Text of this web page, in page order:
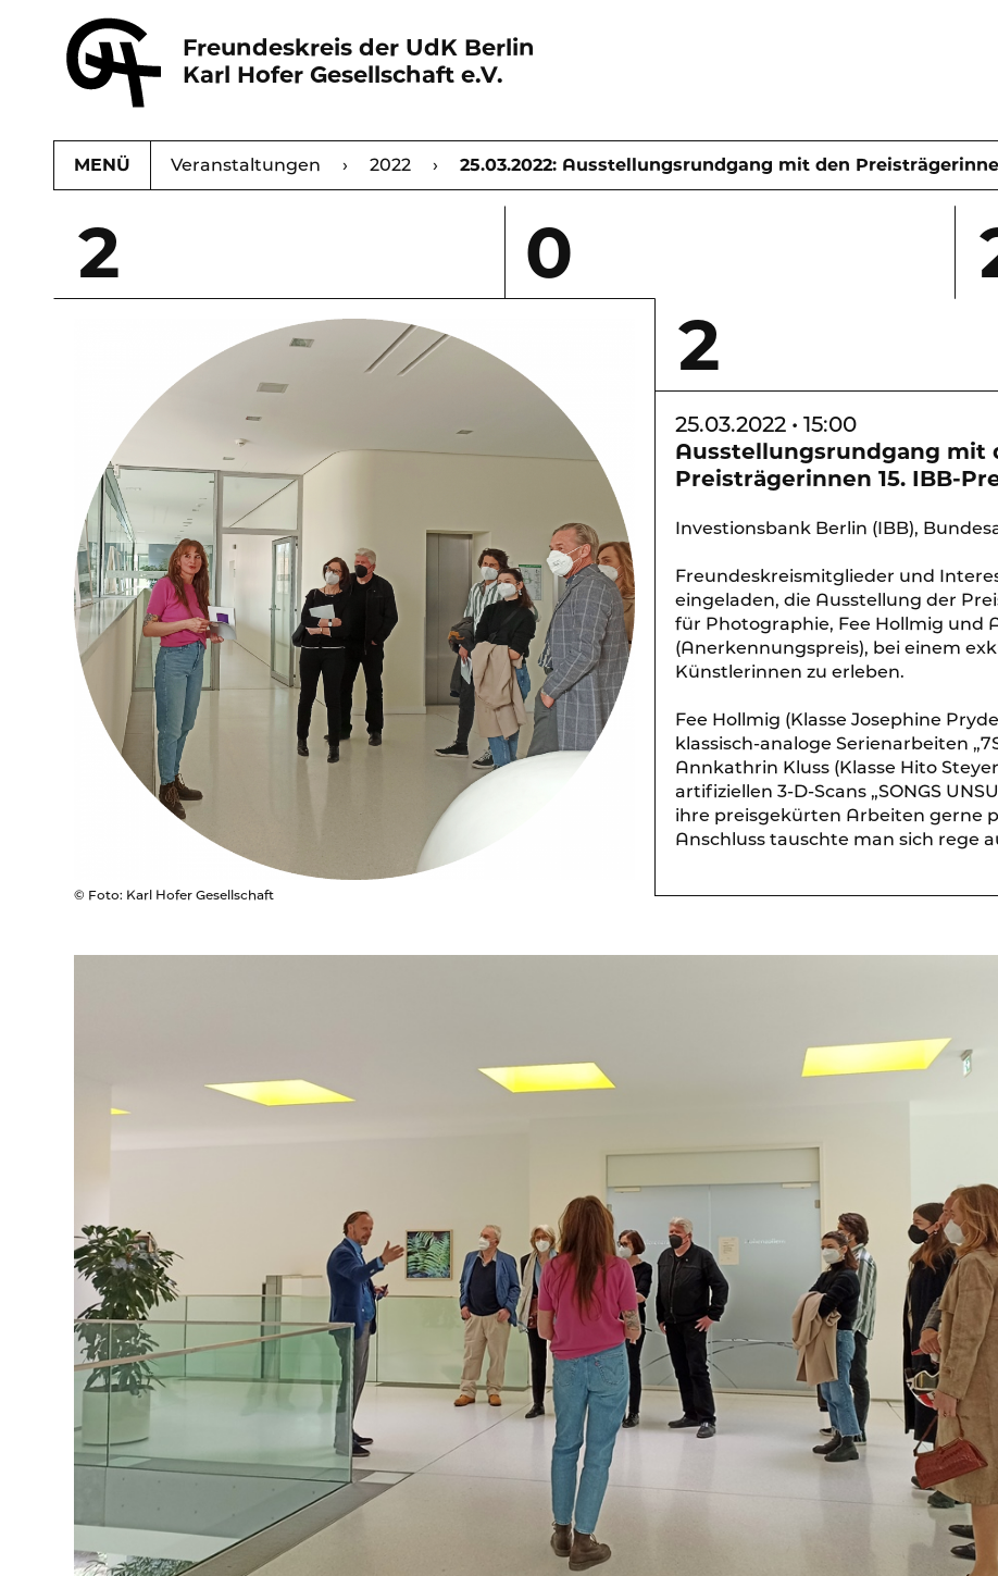
Freundeskreis der UdK Berlin
Karl Hofer Gesellschaft e.V.
MENÜ Karl Hofer Gesellschaft ›
Veranstaltungen › 2022 › 25.03.2022: Ausstellungsrundgang mit den
2 0
© Foto: Karl Hofer Gesellschaft
2
25.03.2022 • 15:00
Ausstellungsrundgang mit
Preisträgerinnen 15. IBB-
Investionsbank Berlin (IBB),
Freundeskreismitglieder und
eingeladen, die Ausstellung der
für Photographie, Fee Hollmig und
(Anerkennungspreis), bei einem
Künstlerinnen zu erleben.
Fee Hollmig (Klasse Josephine
klassisch-analoge Serienarbeiten
Annkathrin Kluss (Klasse Hito
artifiziellen 3-D-Scans „SONGS
ihre preisgekürten Arbeiten gerne
Anschluss tauschte man sich rege